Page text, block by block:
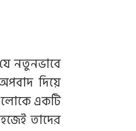
নতুনভাবে
দিয়ে
একটি
তাদের